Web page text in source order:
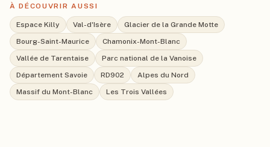
À DÉCOUVRIR AUSSI
Espace Killy Val-d'Isère
Glacier de la Grande Motte
Bourg-Saint-Maurice
Chamonix-Mont-Blanc
Vallée de Tarentaise
Parc national de la Vanoise
Département Savoie
RD902
Alpes du Nord
Massif du Mont-Blanc
Les Trois Vallées